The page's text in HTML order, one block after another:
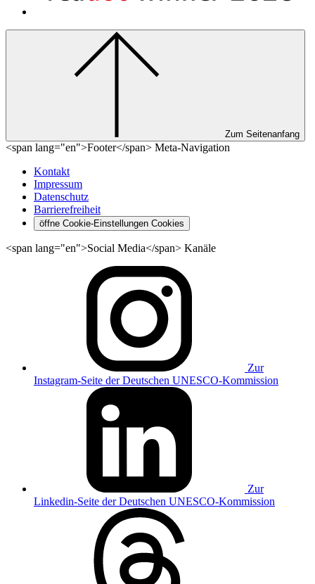
Zum Seitenanfang
<span lang="en">Footer</span> Meta-Navigation
Kontakt
Impressum
Datenschutz
Barrierefreiheit
öffne Cookie-Einstellungen Cookies
<span lang="en">Social Media</span> Kanäle
Zur
Instagram-Seite der Deutschen UNESCO-Kommission
Zur
Linkedin-Seite der Deutschen UNESCO-Kommission